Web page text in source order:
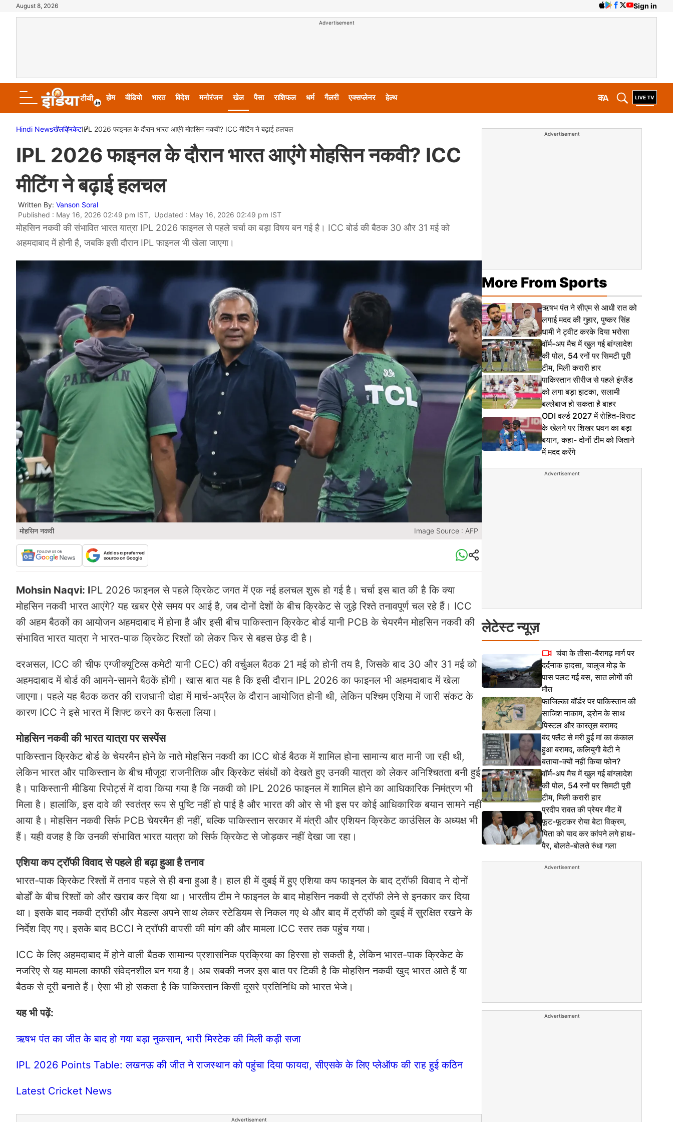
August 8, 2026 Sign in
Advertisement
होम वीडियो भारत विदेश मनोरंजन खेल पैसा राशिफल धर्म गैलरी एक्सप्लेनर हेल्थ A
क
Hindi Newsखेलक्रिकेटIPL 2026 फाइनल के दौरान भारत आएंगे मोहसिन नकवी? ICC मीटिंग ने बढ़ाई हलचल
IPL 2026 फाइनल के दौरान भारत आएंगे मोहसिन नकवी? ICC
मीटिंग ने बढ़ाई हलचल
Written By: Vanson Soral
Published : May 16, 2026 02:49 pm IST, Updated : May 16, 2026 02:49 pm IST
मोहसिन नकवी की संभावित भारत यात्रा IPL 2026 फाइनल से पहले चर्चा का बड़ा विषय बन गई है। ICC बोर्ड की बैठक 30 और 31 मई को
अहमदाबाद में होनी है, जबकि इसी दौरान IPL फाइनल भी खेला जाएगा।
मोहसिन नकवी Image Source : AFP
Mohsin Naqvi: IPL 2026 फाइनल से पहले क्रिकेट जगत में एक नई हलचल शुरू हो गई है। चर्चा इस बात की है कि क्या
मोहसिन नकवी भारत आएंगे? यह खबर ऐसे समय पर आई है, जब दोनों देशों के बीच क्रिकेट से जुड़े रिश्ते तनावपूर्ण चल रहे हैं। ICC
की अहम बैठकों का आयोजन अहमदाबाद में होना है और इसी बीच पाकिस्तान क्रिकेट बोर्ड यानी PCB के चेयरमैन मोहसिन नकवी की
संभावित भारत यात्रा ने भारत-पाक क्रिकेट रिश्तों को लेकर फिर से बहस छेड़ दी है।
दरअसल, ICC की चीफ एग्जीक्यूटिव्स कमेटी यानी CEC) की वर्चुअल बैठक 21 मई को होनी तय है, जिसके बाद 30 और 31 मई को
अहमदाबाद में बोर्ड की आमने-सामने बैठकें होंगी। खास बात यह है कि इसी दौरान IPL 2026 का फाइनल भी अहमदाबाद में खेला
जाएगा। पहले यह बैठक कतर की राजधानी दोहा में मार्च-अप्रैल के दौरान आयोजित होनी थी, लेकिन पश्चिम एशिया में जारी संकट के
कारण ICC ने इसे भारत में शिफ्ट करने का फैसला लिया।
मोहसिन नकवी की भारत यात्रा पर सस्पेंस
पाकिस्तान क्रिकेट बोर्ड के चेयरमैन होने के नाते मोहसिन नकवी का ICC बोर्ड बैठक में शामिल होना सामान्य बात मानी जा रही थी,
लेकिन भारत और पाकिस्तान के बीच मौजूदा राजनीतिक और क्रिकेट संबंधों को देखते हुए उनकी यात्रा को लेकर अनिश्चितता बनी हुई
है। पाकिस्तानी मीडिया रिपोर्ट्स में दावा किया गया है कि नकवी को IPL 2026 फाइनल में शामिल होने का आधिकारिक निमंत्रण भी
मिला है। हालांकि, इस दावे की स्वतंत्र रूप से पुष्टि नहीं हो पाई है और भारत की ओर से भी इस पर कोई आधिकारिक बयान सामने नहीं
आया है। मोहसिन नकवी सिर्फ PCB चेयरमैन ही नहीं, बल्कि पाकिस्तान सरकार में मंत्री और एशियन क्रिकेट काउंसिल के अध्यक्ष भी
हैं। यही वजह है कि उनकी संभावित भारत यात्रा को सिर्फ क्रिकेट से जोड़कर नहीं देखा जा रहा।
एशिया कप ट्रॉफी विवाद से पहले ही बढ़ा हुआ है तनाव
भारत-पाक क्रिकेट रिश्तों में तनाव पहले से ही बना हुआ है। हाल ही में दुबई में हुए एशिया कप फाइनल के बाद ट्रॉफी विवाद ने दोनों
बोर्डों के बीच रिश्तों को और खराब कर दिया था। भारतीय टीम ने फाइनल के बाद मोहसिन नकवी से ट्रॉफी लेने से इनकार कर दिया
था। इसके बाद नकवी ट्रॉफी और मेडल्स अपने साथ लेकर स्टेडियम से निकल गए थे और बाद में ट्रॉफी को दुबई में सुरक्षित रखने के
निर्देश दिए गए। इसके बाद BCCI ने ट्रॉफी वापसी की मांग की और मामला ICC स्तर तक पहुंच गया।
ICC के लिए अहमदाबाद में होने वाली बैठक सामान्य प्रशासनिक प्रक्रिया का हिस्सा हो सकती है, लेकिन भारत-पाक क्रिकेट के
नजरिए से यह मामला काफी संवेदनशील बन गया है। अब सबकी नजर इस बात पर टिकी है कि मोहसिन नकवी खुद भारत आते हैं या
बैठक से दूरी बनाते हैं। ऐसा भी हो सकता है कि पाकिस्तान किसी दूसरे प्रतिनिधि को भारत भेजे।
यह भी पढ़ें:
ऋषभ पंत का जीत के बाद हो गया बड़ा नुकसान, भारी मिस्टेक की मिली कड़ी सजा
IPL 2026 Points Table: लखनऊ की जीत ने राजस्थान को पहुंचा दिया फायदा, सीएसके के लिए प्लेऑफ की राह हुई कठिन
Latest Cricket News
Advertisement
Advertisement
More From Sports
ऋषभ पंत ने सीएम से आधी रात को
लगाई मदद की गुहार, पुष्कर सिंह
धामी ने ट्वीट करके दिया भरोसा
वॉर्म-अप मैच में खुल गई बांग्लादेश
की पोल, 54 रनों पर सिमटी पूरी
टीम, मिली करारी हार
पाकिस्तान सीरीज से पहले इंग्लैंड
को लगा बड़ा झटका, सलामी
बल्लेबाज हो सकता है बाहर
ODI वर्ल्ड 2027 में रोहित-विराट
के खेलने पर शिखर धवन का बड़ा
बयान, कहा- दोनों टीम को जिताने
में मदद करेंगे
Advertisement
लेटेस्ट न्यूज़
चंबा के तीसा-बैरागढ़ मार्ग पर
दर्दनाक हादसा, चालुज मोड़ के
पास पलट गई बस, सात लोगों की
मौत
फाजिल्का बॉर्डर पर पाकिस्तान की
साजिश नाकाम, ड्रोन के साथ
पिस्टल और कारतूस बरामद
बंद फ्लैट से मरी हुई मां का कंकाल
हुआ बरामद, कलियुगी बेटी ने
बताया-क्यों नहीं किया फोन?
वॉर्म-अप मैच में खुल गई बांग्लादेश
की पोल, 54 रनों पर सिमटी पूरी
टीम, मिली करारी हार
प्रदीप रावत की प्रेयर मीट में
फूट-फूटकर रोया बेटा विक्रम,
पिता को याद कर कांपने लगे हाथ-
पैर, बोलते-बोलते रुंधा गला
Advertisement
Advertisement